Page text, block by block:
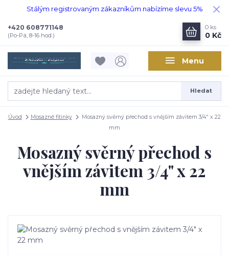
Stálým registrovaným zákazníkům nabízíme slevu 5%
Menu
Hledat
+420 608771148
(Po-Pá, 8-16 hod.)
0 ks
0 Kč
Úvod Mosazné fitinky
Mosazný svěrný přechod s vnějším závitem 3/4" x 22
mm
Mosazný svěrný přechod s
vnějším závitem 3/4" x 22
mm